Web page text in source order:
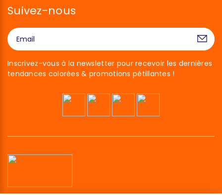
Suivez-nous
Inscrivez-vous à la newsletter pour recevoir les dernières
tendances colorées & promotions pétillantes !